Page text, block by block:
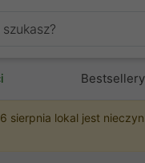
Bestsellery
sierpnia lokal jest